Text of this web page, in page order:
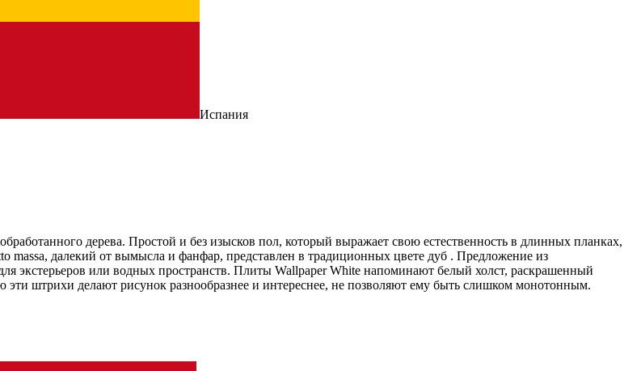
Испания
дерева. Простой и без изысков пол, который выражает свою естественность в длинных планках,
далекий от вымысла и фанфар, представлен в традиционных цвете дуб . Предложение из
экстерьеров или водных пространств. Плиты Wallpaper White напоминают белый холст, раскрашенный
штрихи делают рисунок разнообразнее и интереснее, не позволяют ему быть слишком монотонным.